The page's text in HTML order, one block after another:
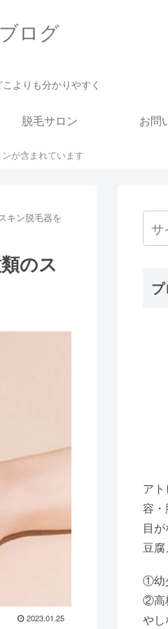
ログ
よりも分かりやすく
脱毛サロン お問
が含まれています
キン脱毛器を
のス
2023.01.25
ア
容
目が
豆腐
①幼
②高
や